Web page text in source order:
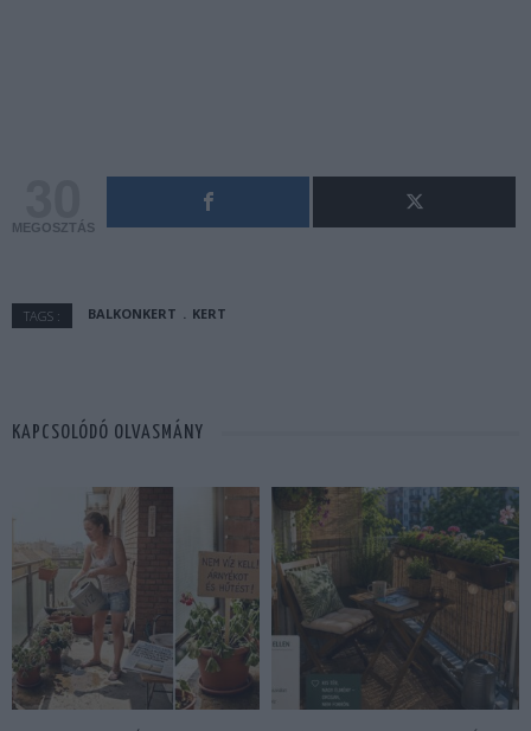
MEGOSZTÁS
TAGS : BALKONKERT KERT
KAPCSOLÓDÓ OLVASMÁNY